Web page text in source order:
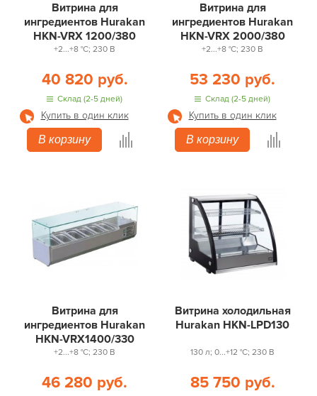
Витрина для
ингредиентов Hurakan
HKN-VRX 1200/380
+2...+8 °С; 230 В
40 820 руб.
Склад (2-5 дней)
Купить в один клик
В корзину
Витрина для
ингредиентов Hurakan
HKN-VRX 2000/380
+2...+8 °С; 230 В
53 230 руб.
Склад (2-5 дней)
Купить в один клик
В корзину
Витрина для
ингредиентов Hurakan
HKN-VRX1400/330
+2...+8 °С; 230 В
46 280 руб.
Витрина холодильная
Hurakan HKN-LPD130
130 л; 0...+12 °С; 230 В
85 750 руб.